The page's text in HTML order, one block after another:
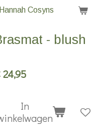
Cosyns
- blush
In